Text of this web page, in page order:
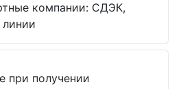
компании: СДЭК,
при получении